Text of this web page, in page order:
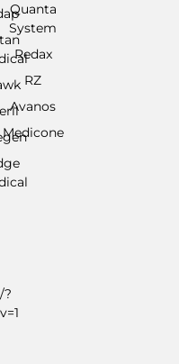
?
Quanta
System
Redax
RZ
Avanos
Medicone